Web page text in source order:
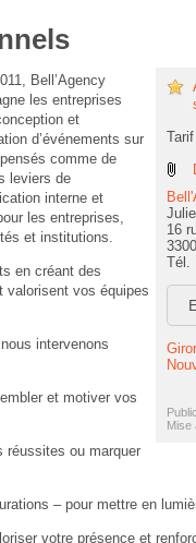
16
Tél.
Mise
Bell’Agency
les entreprises
et
d’événements sur
comme de
leviers de
interne et
les entreprises,
et institutions.
en créant des
valorisent vos équipes
intervenons
et motiver vos
réussites ou marquer
– pour mettre en
votre présence et